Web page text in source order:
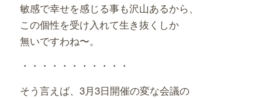
敏感で幸せを感じる事も沢山あるから、
この個性を受け入れて生き抜くしか
無いですわね〜。
・・・・・・・・・・・
そう言えば、3月3日開催の変な会議の